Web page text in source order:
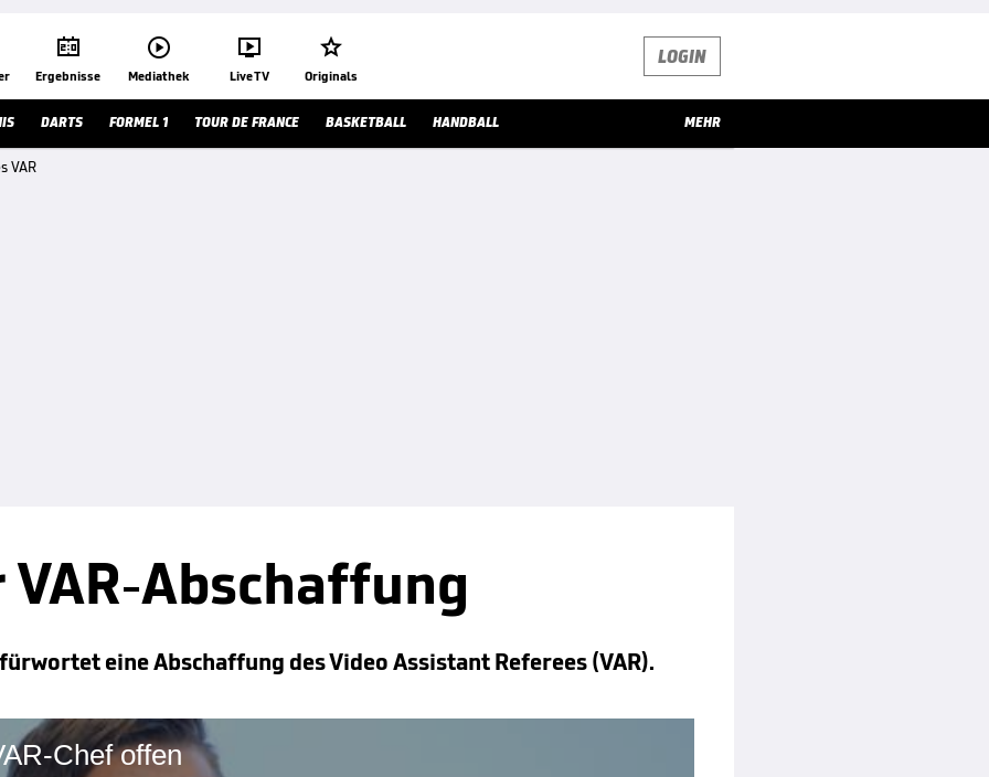

Ergebnisse

Mediathek

Live TV

Originals
LOGIN
DARTS FORMEL 1 TOUR DE FRANCE BASKETBALL HANDBALL MEHR
VAR
Abschaffung
eine Abschaffung des Video Assistant Referees (VAR).
Chef offen